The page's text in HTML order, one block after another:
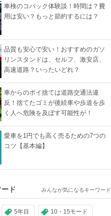
車検のコバック体験談！時間は？費
用は安い？もっと節約するには？
品質も安心で安い！おすすめのガソ
リンスタンドは、セルフ、激安店、
高速道路？いったいどれ？
車からのポイ捨ては道路交通法違
反！捨てたゴミが後続車や歩道を歩
く人へ危険を及ぼす可能性が！
愛車を1円でも高く売るための7つの
コツ【基本編】
ド みんなが気になるキーワード
5年目 10・15モード